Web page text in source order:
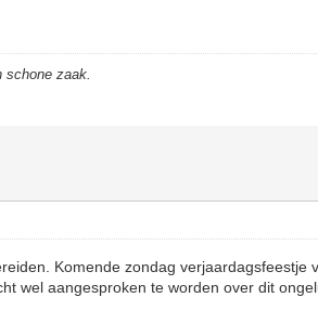
schone zaak.
Komende zondag verjaardagsfeestje
wel aangesproken te worden over dit